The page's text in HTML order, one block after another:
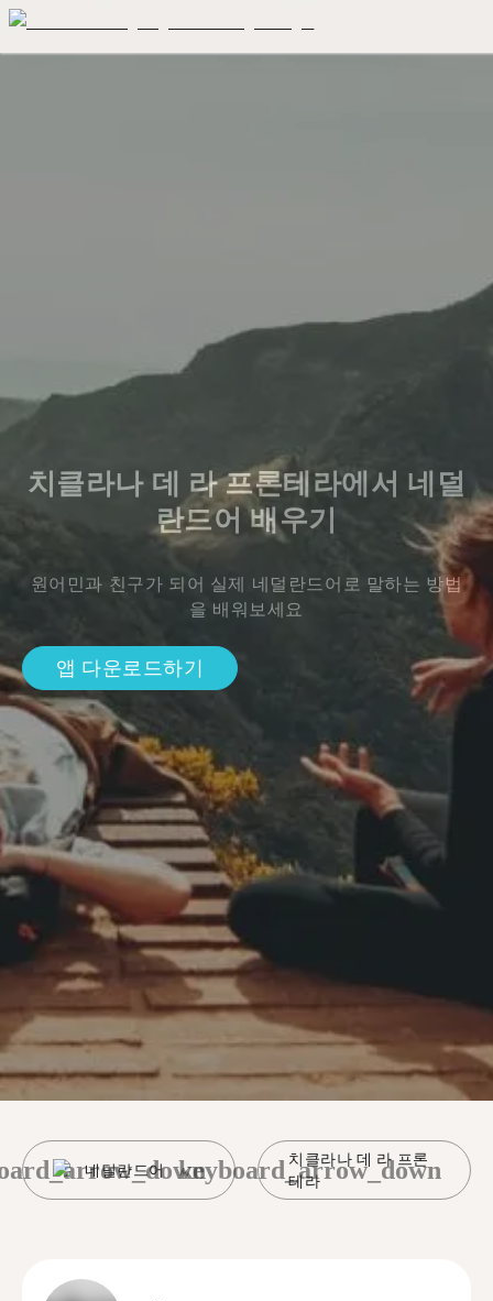
치클라나 데 라 프론테라에서 네덜
란드어 배우기
원어민과 친구가 되어 실제 네덜란드어로 말하는 방법
을 배워보세요
앱 다운로드하기
네덜란드어
치클라나 데 라 프론
테라
keyboard_arrow_down